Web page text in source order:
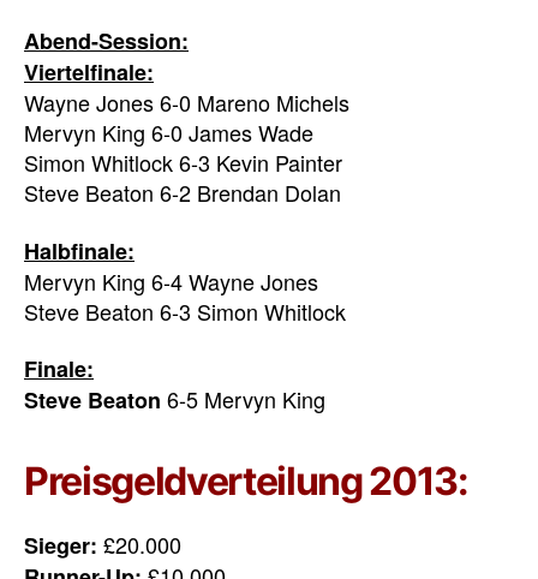
Abend-Session:
Viertelfinale:
Wayne Jones 6-0 Mareno Michels
Mervyn King 6-0 James Wade
Simon Whitlock 6-3 Kevin Painter
Steve Beaton 6-2 Brendan Dolan
Halbfinale:
Mervyn King 6-4 Wayne Jones
Steve Beaton 6-3 Simon Whitlock
Finale:
Steve Beaton 6-5 Mervyn King
Preisgeldverteilung 2013:
Sieger: £20.000